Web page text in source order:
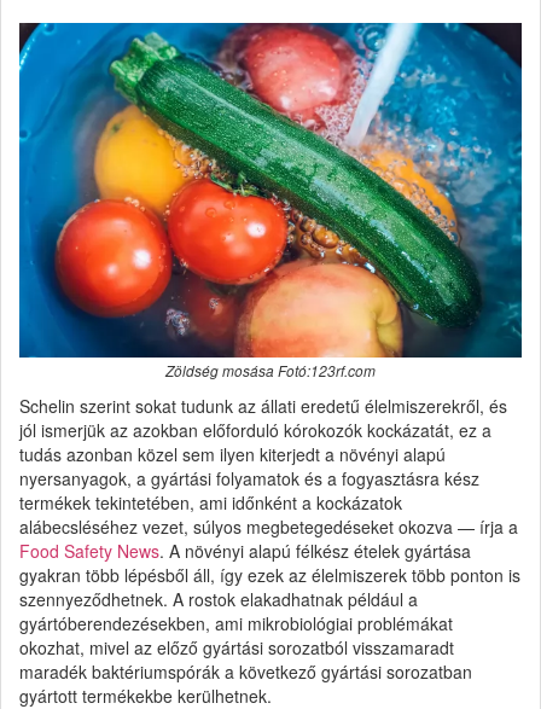
Zöldség mosása Fotó:123rf.com
Schelin szerint sokat tudunk az állati eredetű élelmiszerekről, és
jól ismerjük az azokban előforduló kórokozók kockázatát, ez a
tudás azonban közel sem ilyen kiterjedt a növényi alapú
nyersanyagok, a gyártási folyamatok és a fogyasztásra kész
termékek tekintetében, ami időnként a kockázatok
alábecsléséhez vezet, súlyos megbetegedéseket okozva — írja a
Food Safety News. A növényi alapú félkész ételek gyártása
gyakran több lépésből áll, így ezek az élelmiszerek több ponton is
szennyeződhetnek. A rostok elakadhatnak például a
gyártóberendezésekben, ami mikrobiológiai problémákat
okozhat, mivel az előző gyártási sorozatból visszamaradt
maradék baktériumspórák a következő gyártási sorozatban
gyártott termékekbe kerülhetnek.